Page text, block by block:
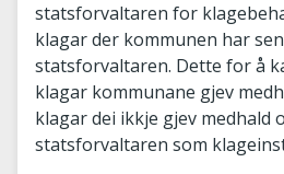
statsforvaltaren for
klagar der kommunen har
statsforvaltaren. Dette for å
klagar kommunane gjev
klagar dei ikkje gjev medhald
statsforvaltaren som